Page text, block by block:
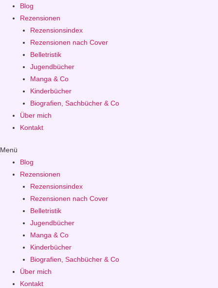
Blog
Rezensionen
Rezensionsindex
Rezensionen nach Cover
Belletristik
Jugendbücher
Manga & Co
Kinderbücher
Biografien, Sachbücher & Co
Über mich
Kontakt
Menü
Blog
Rezensionen
Rezensionsindex
Rezensionen nach Cover
Belletristik
Jugendbücher
Manga & Co
Kinderbücher
Biografien, Sachbücher & Co
Über mich
Kontakt